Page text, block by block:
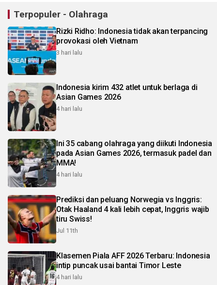
Terpopuler - Olahraga
Rizki Ridho: Indonesia tidak akan terpancing
provokasi oleh Vietnam
3 hari lalu
Indonesia kirim 432 atlet untuk berlaga di
Asian Games 2026
4 hari lalu
Ini 35 cabang olahraga yang diikuti Indonesia
pada Asian Games 2026, termasuk padel dan
MMA!
4 hari lalu
Prediksi dan peluang Norwegia vs Inggris:
Otak Haaland 4 kali lebih cepat, Inggris wajib
tiru Swiss!
Jul 11th
Klasemen Piala AFF 2026 Terbaru: Indonesia
intip puncak usai bantai Timor Leste
4 hari lalu